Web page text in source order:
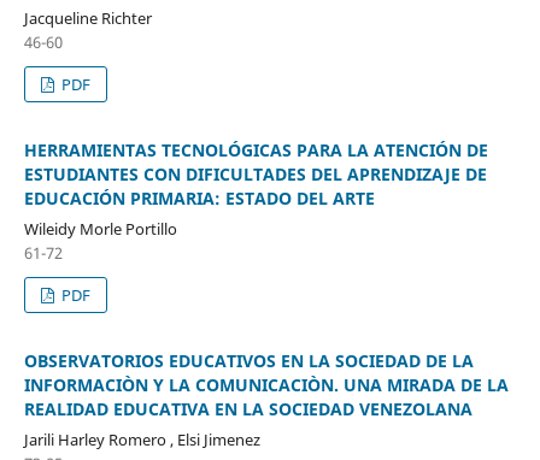
Jacqueline Richter
46-60
PDF
HERRAMIENTAS TECNOLÓGICAS PARA LA ATENCIÓN DE
ESTUDIANTES CON DIFICULTADES DEL APRENDIZAJE DE
EDUCACIÓN PRIMARIA: ESTADO DEL ARTE
Wileidy Morle Portillo
61-72
PDF
OBSERVATORIOS EDUCATIVOS EN LA SOCIEDAD DE LA
INFORMACIÒN Y LA COMUNICACIÒN. UNA MIRADA DE LA
REALIDAD EDUCATIVA EN LA SOCIEDAD VENEZOLANA
Jarili Harley Romero , Elsi Jimenez